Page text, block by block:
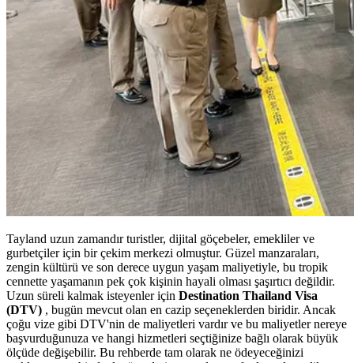
Tayland uzun zamandır turistler, dijital göçebeler, emekliler ve
gurbetçiler için bir çekim merkezi olmuştur. Güzel manzaraları,
zengin kültürü ve son derece uygun yaşam maliyetiyle, bu tropik
cennette yaşamanın pek çok kişinin hayali olması şaşırtıcı değildir.
Uzun süreli kalmak isteyenler için Destination Thailand Visa
(DTV) , bugün mevcut olan en cazip seçeneklerden biridir. Ancak
çoğu vize gibi DTV'nin de maliyetleri vardır ve bu maliyetler nereye
başvurduğunuza ve hangi hizmetleri seçtiğinize bağlı olarak büyük
ölçüde değişebilir. Bu rehberde tam olarak ne ödeyeceğinizi